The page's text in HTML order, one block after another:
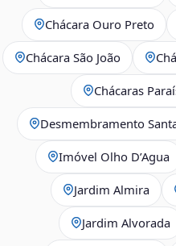
Chácara Ouro Preto
Chácara São João
Chácaras
Desmembramento
Imóvel Olho D’Agua
Jardim Almira
Jardim Alvorada